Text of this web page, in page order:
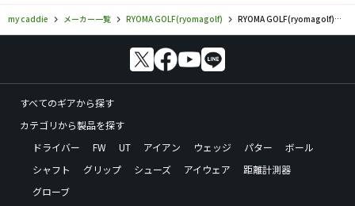
my caddie メーカー一覧 RYOMA GOLF(ryomagolf) RYOMA GOLF(ryomagolf)／SPNのゴルフギアの口コミ評価
すべてのギアから探す
カテゴリから製品を探す
ドライバー
FW UT アイアン ウェッジ パター
ボール
シャフト
グリップ シューズ アイウェア
距離計測器
グローブ